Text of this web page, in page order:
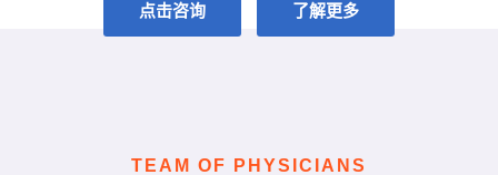
点击咨询 了解更多
TEAM OF PHYSICIANS